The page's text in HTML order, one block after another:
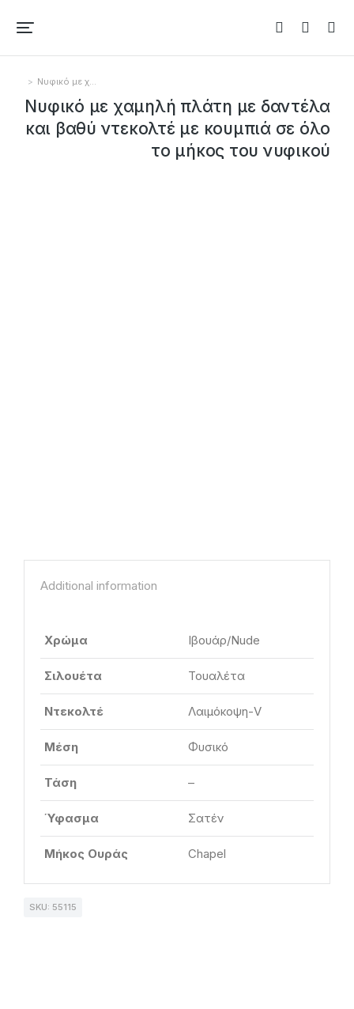
You are here:
Νυφικό με χ…
Νυφικό με χαμηλή πλάτη με δαντέλα
και βαθύ ντεκολτέ με κουμπιά σε όλο
το μήκος του νυφικού
Additional information
Χρώμα Ιβουάρ/Nude
Σιλουέτα Τουαλέτα
Ντεκολτέ Λαιμόκοψη-V
Μέση Φυσικό
Τάση –
Ύφασμα Σατέν
Μήκος Ουράς Chapel
SKU: 55115